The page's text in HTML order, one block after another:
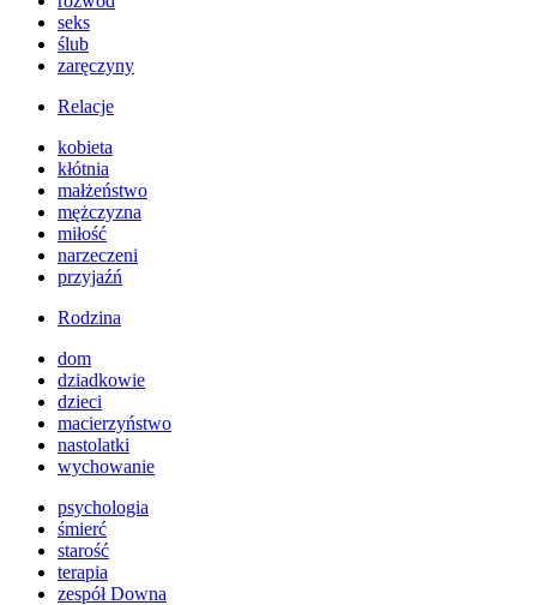
seks
ślub
zaręczyny
Relacje
kobieta
kłótnia
małżeństwo
mężczyzna
miłość
narzeczeni
przyjaźń
Rodzina
dom
dziadkowie
dzieci
macierzyństwo
nastolatki
wychowanie
psychologia
śmierć
starość
terapia
zespół Downa